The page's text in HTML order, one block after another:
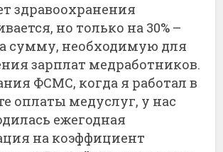
здравоохранения
но только на 30% –
сумму, необходимую для
зарплат медработников.
ФСМС, когда я работал в
оплаты медуслуг, у нас
ежегодная
на коэффициент